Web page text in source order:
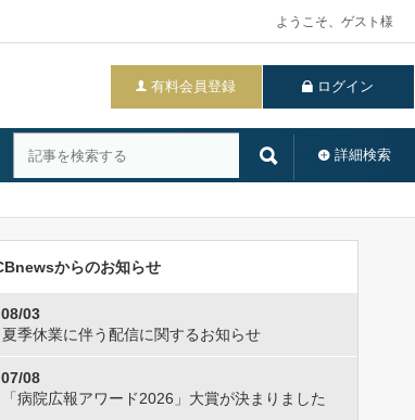
ようこそ、ゲスト様
有料会員登録 ログイン
詳細検索
からのお知らせ
08/03
夏季休業に伴う配信に関するお知らせ
07/08
「病院広報アワード2026」大賞が決まりました